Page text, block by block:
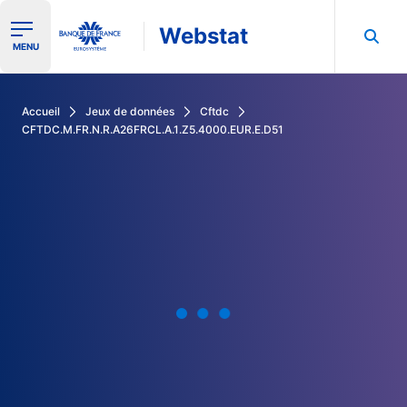
Ouvrir le menu de navigation
MENU Webstat
Accueil Jeux de données
Cftdc
CFTDC.M.FR.N.R.A26FRCL.A.1.Z5.4000.EUR.E.D51